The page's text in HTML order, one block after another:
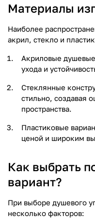
Материалы
Наиболее
акрил, стекло и
Акриловые душевые
ухода и
Стеклянные
стильно, создавая
пространства.
Пластиковые
ценой и широким
Как выбрать
вариант?
При выборе душевого
несколько факторов: